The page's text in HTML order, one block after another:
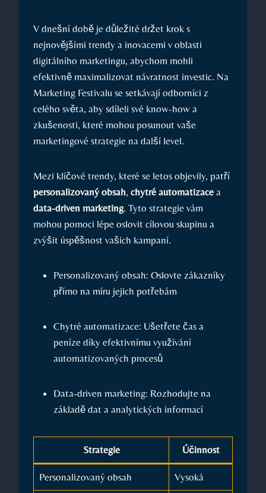
V dnešní době je důležité držet krok s
nejnovějšími trendy a inovacemi v oblasti
digitálního marketingu, abychom mohli
efektivně maximalizovat návratnost investic.⁣ Na​
Marketing Festivalu se setkávají odborníci z
celého​ světa, aby sdíleli​ své know-how a
zkušenosti,‍ které mohou ‌posunout​ vaše
marketingové strategie​ na další level.
Mezi klíčové trendy, které se letos objevily, patří
personalizovaný obsah, chytré automatizace a
data-driven marketing. Tyto strategie ‍vám
mohou pomoci lépe oslovit ‍cílovou skupinu a
zvýšit úspěšnost vašich kampaní.
Personalizovaný obsah: Oslovte ⁤zákazníky
přímo na míru ⁢jejich potřebám
Chytré automatizace: Ušetřete čas a
peníze díky efektivnímu využívání
automatizovaných procesů
Data-driven marketing: Rozhodujte na
základě dat a analytických informací
Strategie Účinnost
Personalizovaný obsah Vysoká